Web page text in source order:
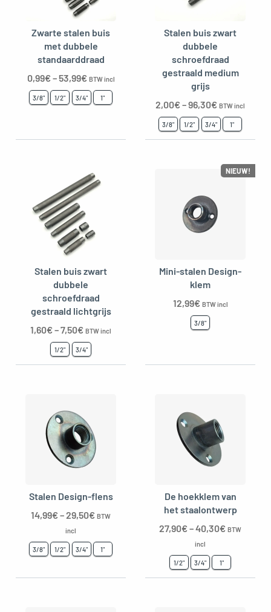
Zwarte stalen buis
met dubbele
standaarddraad
0,99€–53,99€ BTW incl
3/8" 1/2" 3/4" 1"
Stalen buis zwart
dubbele
schroefdraad
gestraald medium
grijs
2,00€–96,30€ BTW incl
3/8" 1/2" 3/4" 1"
Stalen buis zwart
dubbele
schroefdraad
gestraald lichtgrijs
1,60€–7,50€ BTW incl
1/2" 3/4"
NIEUW!
Mini-stalen Design-
klem
12,99€ BTW incl
3/8"
Stalen Design-flens
14,99€–29,50€ BTW
incl
3/8" 1/2" 3/4" 1"
De hoekklem van
het staalontwerp
27,90€–40,30€ BTW
incl
1/2" 3/4" 1"
menu